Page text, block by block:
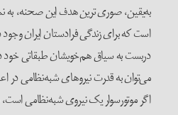
به‌یقین، صوری ترین هدف این صحنه،
است که برای زندگی فرادستان ایران وجود
دربست به سیاق هم‌خویشان طبقاتی خود
می‌توان به قدرت نیروهای شبه‌نظامی در
اگر موتورسوار یک نیروی شبه‌نظامی